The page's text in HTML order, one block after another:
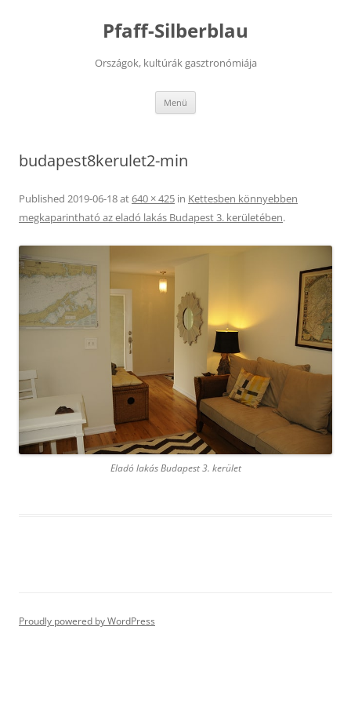
Pfaff-Silberblau
Országok, kultúrák gasztronómiája
Menü
budapest8kerulet2-min
Published 2019-06-18at640 × 425 in Kettesben könnyebben
megkaparintható az eladó lakás Budapest 3. kerületében.
Eladó lakás Budapest 3. kerület
Proudly powered by WordPress